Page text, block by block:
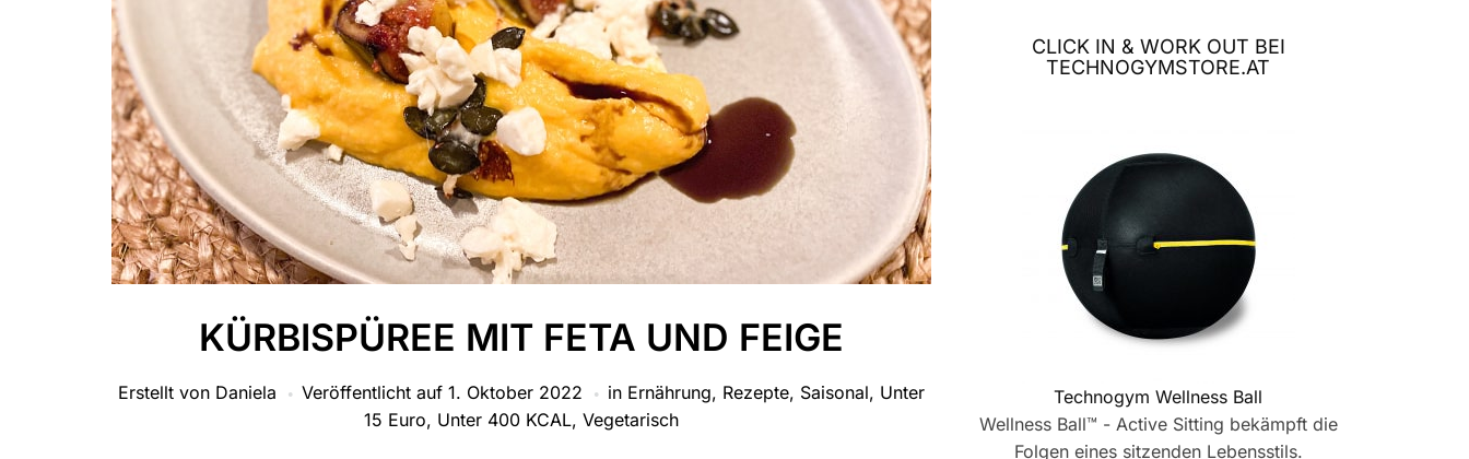
KÜRBISPÜREE MIT FETA UND FEIGE
Erstellt von Daniela Veröffentlicht auf 1. Oktober 2022 in Ernährung, Rezepte, Saisonal, Unter
15 Euro, Unter 400 KCAL, Vegetarisch
CLICK IN & WORK OUT BEI
TECHNOGYMSTORE.AT
Technogym Wellness Ball
Wellness Ball™ - Active Sitting bekämpft die
Folgen eines sitzenden Lebensstils.